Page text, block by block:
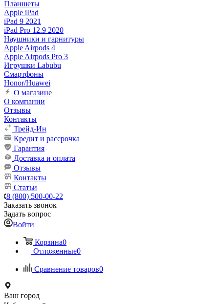
Планшеты
Apple iPad
iPad 9 2021
iPad Pro 12.9 2020
Наушники и гарнитуры
Apple Airpods 4
Apple Airpods Pro 3
Игрушки Labubu
Смартфоны
Honor/Huawei
О магазине
О компании
Отзывы
Контакты
Трейд-Ин
Кредит и рассрочка
Гарантия
Доставка и оплата
Отзывы
Контакты
Статьи
8 (800) 500-00-22
Заказать звонок
Задать вопрос
Войти
Корзина0
Отложенные0
Сравнение товаров0
Ваш город